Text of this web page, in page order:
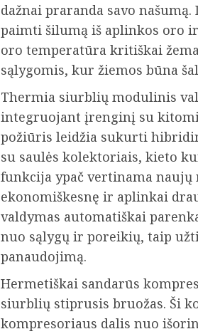
dažnai praranda savo
paimti šilumą iš aplinkos oro
oro temperatūra kritiškai
sąlygomis, kur žiemos būna
Thermia siurblių modulinis
integruojant įrenginį su
požiūris leidžia sukurti
su saulės kolektoriais, kieto
funkcija ypač vertinama
ekonomiškesnę ir aplinkai
valdymas automatiškai
nuo sąlygų ir poreikių, taip
panaudojimą.
Hermetiškai sandarūs
siurblių stiprusis bruožas. Ši
kompresoriaus dalis nuo